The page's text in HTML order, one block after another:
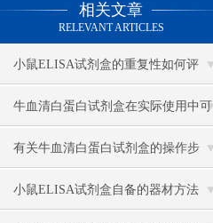
相关文章
RELEVANT ARTICLES
小鼠ELISA试剂盒的重复性如何评
估？
牛血清白蛋白试剂盒在实际使用中可
分为多种类型测定
有关牛血清白蛋白试剂盒的操作步
骤，以下有详细说明
小鼠ELISA试剂盒自备的器材方法